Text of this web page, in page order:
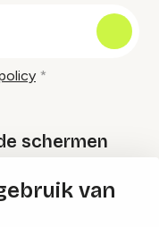
van
schermen